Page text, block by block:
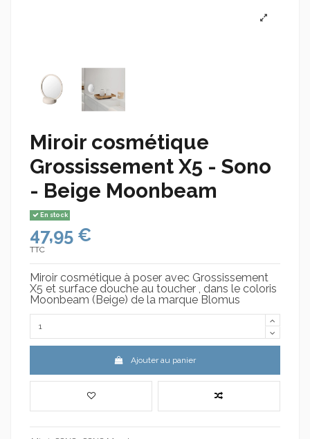
Miroir cosmétique
Grossissement X5 - Sono
- Beige Moonbeam
En stock
47,95 €
TTC
Miroir cosmétique à poser avec Grossissement
X5 et surface douche au toucher , dans le coloris
Moonbeam (Beige) de la marque Blomus
Ajouter au panier